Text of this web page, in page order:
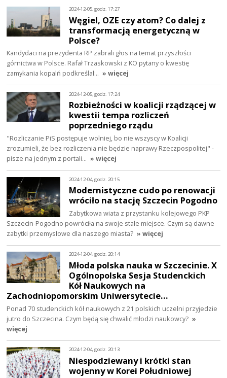
2024-12-05, godz. 17:27
Węgiel, OZE czy atom? Co dalej z
transformacją energetyczną w
Polsce?
Kandydaci na prezydenta RP zabrali głos na temat przyszłości
górnictwa w Polsce. Rafał Trzaskowski z KO pytany o kwestię
zamykania kopalń podkreślał… » więcej
2024-12-05, godz. 17:24
Rozbieżności w koalicji rządzącej w
kwestii tempa rozliczeń
poprzedniego rządu
"Rozliczanie PiS postępuje wolniej, bo nie wszyscy w Koalicji
zrozumieli, że bez rozliczenia nie będzie naprawy Rzeczpospolitej" -
pisze na jednym z portali… » więcej
2024-12-04, godz. 20:15
Modernistyczne cudo po renowacji
wróciło na stację Szczecin Pogodno
Zabytkowa wiata z przystanku kolejowego PKP
Szczecin-Pogodno powróciła na swoje stałe miejsce. Czym są dawne
zabytki przemysłowe dla naszego miasta? » więcej
2024-12-04, godz. 20:14
Młoda polska nauka w Szczecinie. X
Ogólnopolska Sesja Studenckich
Kół Naukowych na
Zachodniopomorskim Uniwersytecie…
Ponad 70 studenckich kół naukowych z 21 polskich uczelni przyjedzie
jutro do Szczecina. Czym będą się chwalić młodzi naukowcy? »
więcej
2024-12-04, godz. 20:13
Niespodziewany i krótki stan
wojenny w Korei Południowej